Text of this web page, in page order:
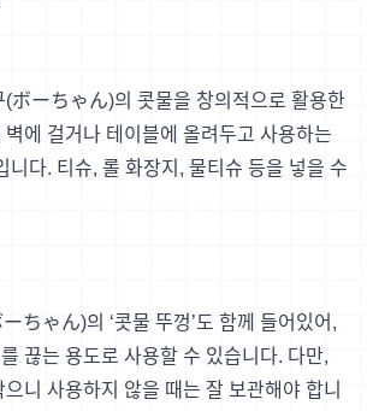
(ボーちゃん)의 콧물을 창의적으로 활용한
에 걸거나 테이블에 올려두고 사용하는
니다. 티슈, 롤 화장지, 물티슈 등을 넣을 수
ちゃん)의 ‘콧물 뚜껑’도 함께 들어있어,
끊는 용도로 사용할 수 있습니다. 다만,
니 사용하지 않을 때는 잘 보관해야 합니